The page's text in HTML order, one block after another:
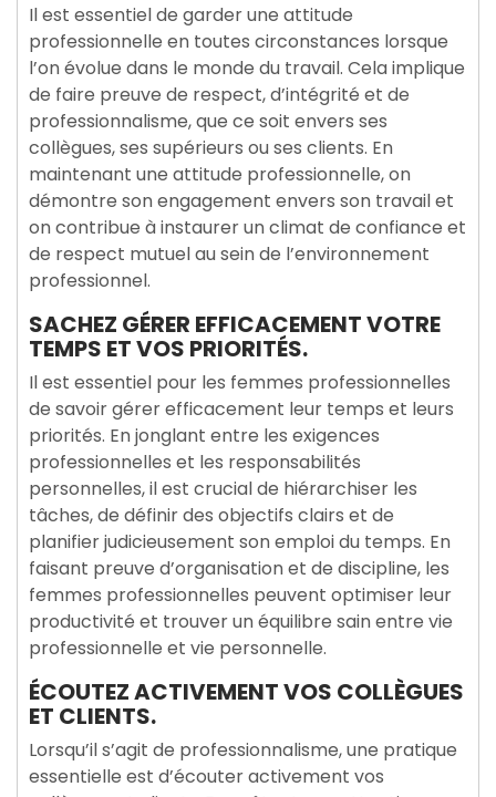
Il est essentiel de garder une attitude
professionnelle en toutes circonstances lorsque
l’on évolue dans le monde du travail. Cela implique
de faire preuve de respect, d’intégrité et de
professionnalisme, que ce soit envers ses
collègues, ses supérieurs ou ses clients. En
maintenant une attitude professionnelle, on
démontre son engagement envers son travail et
on contribue à instaurer un climat de confiance et
de respect mutuel au sein de l’environnement
professionnel.
SACHEZ GÉRER EFFICACEMENT VOTRE
TEMPS ET VOS PRIORITÉS.
Il est essentiel pour les femmes professionnelles
de savoir gérer efficacement leur temps et leurs
priorités. En jonglant entre les exigences
professionnelles et les responsabilités
personnelles, il est crucial de hiérarchiser les
tâches, de définir des objectifs clairs et de
planifier judicieusement son emploi du temps. En
faisant preuve d’organisation et de discipline, les
femmes professionnelles peuvent optimiser leur
productivité et trouver un équilibre sain entre vie
professionnelle et vie personnelle.
ÉCOUTEZ ACTIVEMENT VOS COLLÈGUES
ET CLIENTS.
Lorsqu’il s’agit de professionnalisme, une pratique
essentielle est d’écouter activement vos